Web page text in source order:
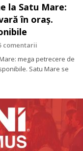
la Satu Mare:
în oraș.
comentarii
mega petrecere de
Satu Mare se